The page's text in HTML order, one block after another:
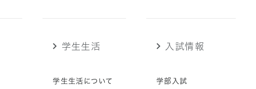
学生生活
学生生活について
入試情報
学部入試